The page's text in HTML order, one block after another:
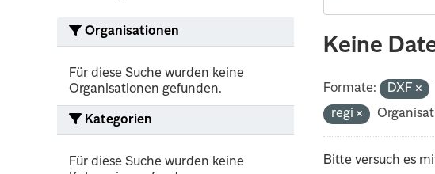
Organisationen
Für diese Suche wurden keine
Organisationen gefunden.
Kategorien
Für diese Suche wurden keine
Keine
Formate: DXF
regi
Bitte versuch es